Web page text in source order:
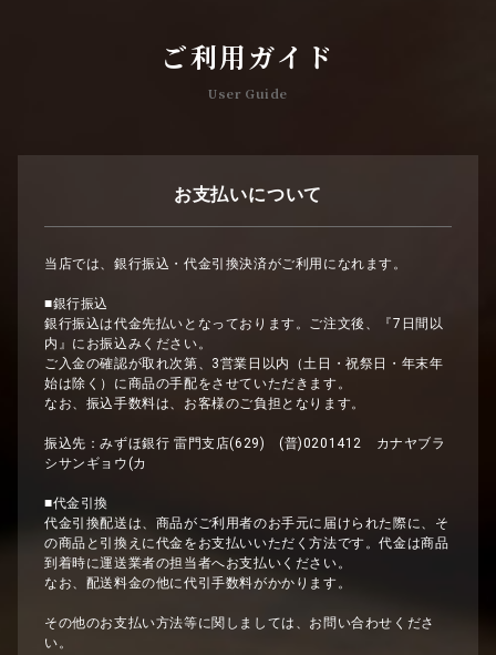
ご利用ガイド
User Guide
お支払いについて
当店では、銀行振込・代金引換決済がご利用になれます。
■銀行振込
銀行振込は代金先払いとなっております。ご注文後、『7日間以
内』にお振込みください。
ご入金の確認が取れ次第、3営業日以内（土日・祝祭日・年末年
始は除く）に商品の手配をさせていただきます。
なお、振込手数料は、お客様のご負担となります。
振込先：みずほ銀行 雷門支店(629) (普)0201412 カナヤブラ
シサンギョウ(カ
■代金引換
代金引換配送は、商品がご利用者のお手元に届けられた際に、そ
の商品と引換えに代金をお支払いいただく方法です。代金は商品
到着時に運送業者の担当者へお支払いください。
なお、配送料金の他に代引手数料がかかります。
その他のお支払い方法等に関しましては、お問い合わせくださ
い。